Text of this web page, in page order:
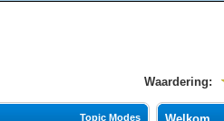
Waardering:
Topic Modes